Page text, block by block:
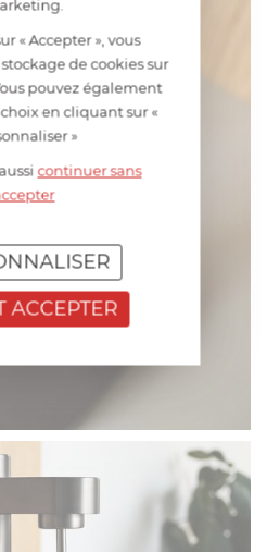
« Accepter », vous
de cookies sur
pouvez également
en cliquant sur «
»
continuer sans
ACCEPTER